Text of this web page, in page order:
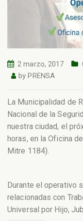
2 marzo, 2017
byPRENSA
La Municipalidad de
Nacional de la
nuestra ciudad, el
horas, en la Oficina
Mitre 1184).
Durante el operativo
relacionadas con
Universal por Hijo,